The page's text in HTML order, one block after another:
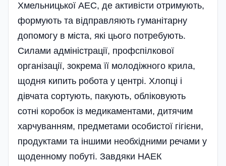
Хмельницької АЕС, де активісти отримують,
формують та відправляють гуманітарну
допомогу в міста, які цього потребують.
Силами адміністрації, профспілкової
організації, зокрема її молодіжного крила,
щодня кипить робота у центрі. Хлопці і
дівчата сортують, пакують, обліковують
сотні коробок із медикаментами, дитячим
харчуванням, предметами особистої гігієни,
продуктами та іншими необхідними речами у
щоденному побуті. Завдяки НАЕК